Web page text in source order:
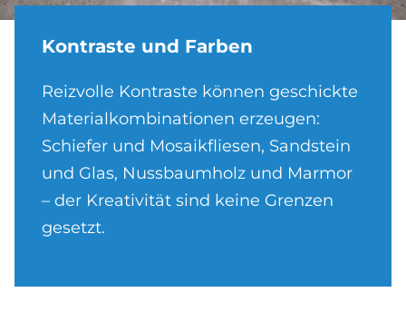
Kon­tra­ste und Far­ben
Reizvolle Kontraste können geschickte
Materialkombinationen erzeugen:
Schiefer und Mosaikfliesen, Sandstein
und Glas, Nussbaumholz und Marmor
– der Kreativität sind keine Grenzen
gesetzt.